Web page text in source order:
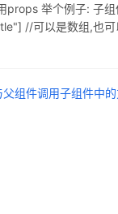
props 举个例子:
//可以是数组,也